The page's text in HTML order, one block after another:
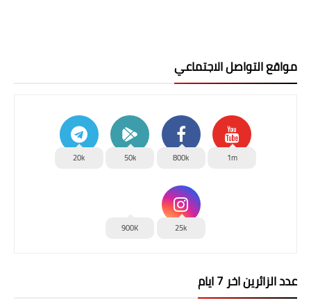
مواقع التواصل الاجتماعي
1m
800k
50k
20k
25k
900K
عدد الزائرين اخر 7 ايام